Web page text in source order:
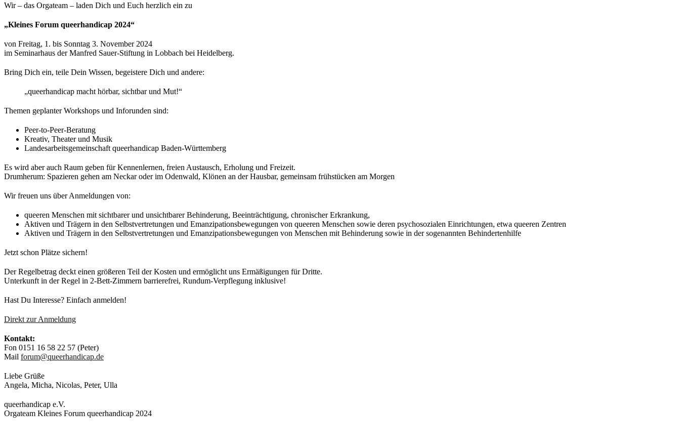
Wir – das Orgateam – laden Dich und Euch herzlich ein zu
„Kleines Forum queerhandicap 2024“
von Freitag, 1. bis Sonntag 3. November 2024
im Seminarhaus der Manfred Sauer-Stiftung in Lobbach bei Heidelberg.
Bring Dich ein, teile Dein Wissen, begeistere Dich und andere:
„queerhandicap macht hörbar, sichtbar und Mut!“
Themen geplanter Workshops und Inforunden sind:
Peer-to-Peer-Beratung
Kreativ, Theater und Musik
Landesarbeitsgemeinschaft queerhandicap Baden-Württemberg
Es wird aber auch Raum geben für Kennenlernen, freien Austausch, Erholung und Freizeit.
Drumherum: Spazieren gehen am Neckar oder im Odenwald, Klönen an der Hausbar, gemeinsam frühstücken am Morgen
Wir freuen uns über Anmeldungen von:
queeren Menschen mit sichtbarer und unsichtbarer Behinderung, Beeinträchtigung, chronischer Erkrankung,
Aktiven und Trägern in den Selbstvertretungen und Emanzipationsbewegungen von queeren Menschen sowie deren psychosozialen Einrichtungen, etwa queeren Zentren
Aktiven und Trägern in den Selbstvertretungen und Emanzipationsbewegungen von Menschen mit Behinderung sowie in der sogenannten Behindertenhilfe
Jetzt schon Plätze sichern!
Der Regelbetrag deckt einen größeren Teil der Kosten und ermöglicht uns Ermäßigungen für Dritte.
Unterkunft in der Regel in 2-Bett-Zimmern barrierefrei, Rundum-Verpflegung inklusive!
Hast Du Interesse? Einfach anmelden!
Direkt zur Anmeldung
Kontakt:
Fon 0151 16 58 22 57 (Peter)
Mail forum@queerhandicap.de
Liebe Grüße
Angela, Micha, Nicolas, Peter, Ulla
queerhandicap e.V.
Orgateam Kleines Forum queerhandicap 2024